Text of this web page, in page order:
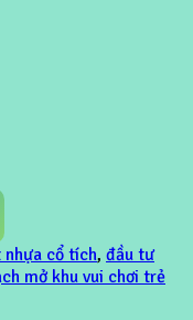
cổ tích, đầu tư
mở khu vui chơi trẻ